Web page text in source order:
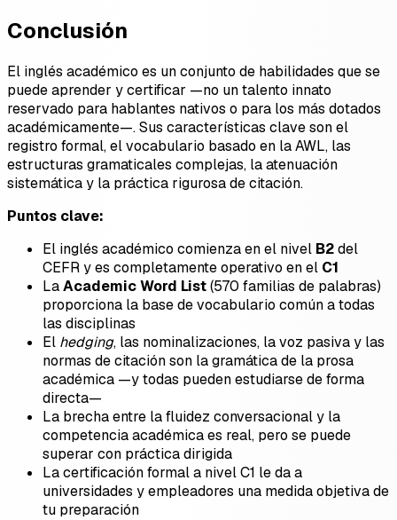
Conclusión
El inglés académico es un conjunto de habilidades que se
puede aprender y certificar —no un talento innato
reservado para hablantes nativos o para los más dotados
académicamente—. Sus características clave son el
registro formal, el vocabulario basado en la AWL, las
estructuras gramaticales complejas, la atenuación
sistemática y la práctica rigurosa de citación.
Puntos clave:
El inglés académico comienza en el nivel B2del
CEFR y es completamente operativo en el C1
LaAcademic Word List(570 familias de palabras)
proporciona la base de vocabulario común a todas
las disciplinas
El hedging, las nominalizaciones, la voz pasiva y las
normas de citación son la gramática de la prosa
académica —y todas pueden estudiarse de forma
directa—
La brecha entre la fluidez conversacional y la
competencia académica es real, pero se puede
superar con práctica dirigida
La certificación formal a nivel C1 le da a
universidades y empleadores una medida objetiva de
tu preparación